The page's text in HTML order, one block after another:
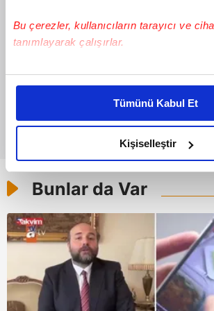
Bu çerezler, kullanıcıların tarayıcı ve
tanımlayarak çalışırlar.
Bu çerezlere izin vermeniz halinde
daha iyi reklam deneyimi yaşatabiliriz.
amacımızın size daha iyi bir reklam
olduğunu ve sizlere en iyi içerikleri
elimizden gelen çabayı gösterdiğimizi ve
reklamların maliyetlerimizi karşılamak
kalemimiz olduğunu sizlere hatırlatmak
Her halükârda, kullanıcılar, bu çerezlere
takdirde, kullanıcılara hedefli reklamlar
gösterilmeyecektir."
Sizlere daha iyi bir hizmet sunabilmek
Tümünü Kabul Et
Kişiselleştir
Bunlar da Var